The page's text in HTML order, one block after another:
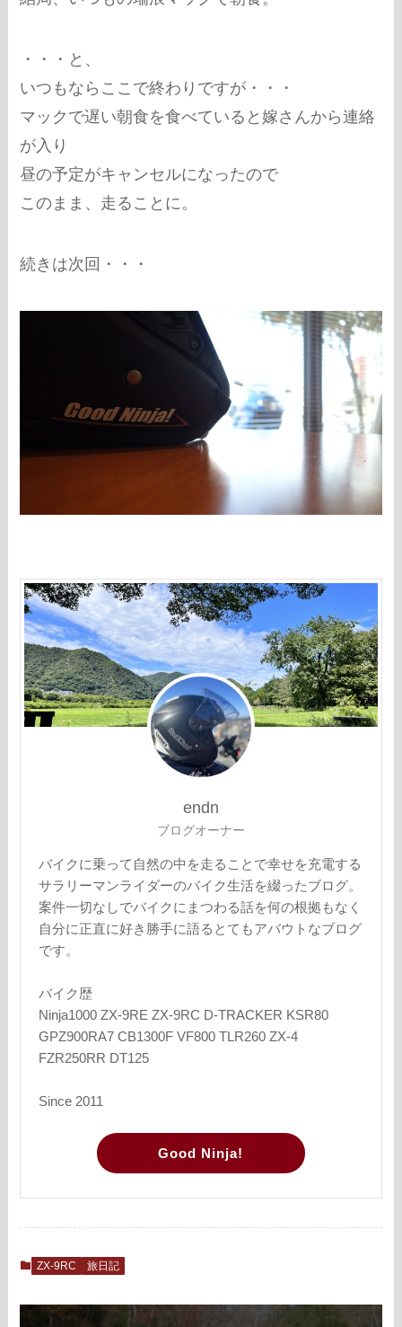
・・・と、
いつもならここで終わりですが・・・
マックで遅い朝食を食べていると嫁さんから連絡
が入り
昼の予定がキャンセルになったので
このまま、走ることに。
続きは次回・・・
endn
ブログオーナー
バイクに乗って自然の中を走ることで幸せを充電する
サラリーマンライダーのバイク生活を綴ったブログ。
案件一切なしでバイクにまつわる話を何の根拠もなく
自分に正直に好き勝手に語るとてもアバウトなブログ
です。
バイク歴
Ninja1000 ZX-9RE ZX-9RC D-TRACKER KSR80
GPZ900RA7 CB1300F VF800 TLR260 ZX-4
FZR250RR DT125
Since 2011
Good Ninja!
ZX-9RC 旅日記